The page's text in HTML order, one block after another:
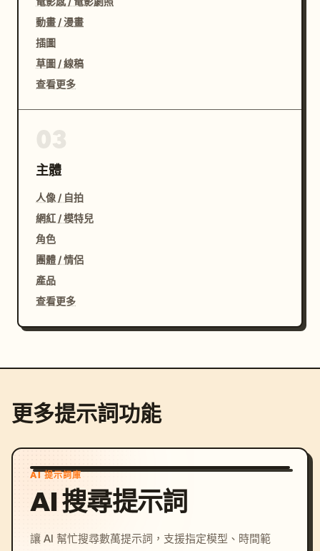
動畫 / 漫畫
插圖
草圖 / 線稿
查看更多
主體
人像 / 自拍
網紅 / 模特兒
角色
團體 / 情侶
產品
查看更多
更多提示詞功能
AI 提示詞庫
AI 搜尋提示詞
讓 AI 幫忙搜尋數萬提示詞，支援指定模型、時間範